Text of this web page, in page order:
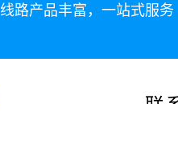
线路产品丰富，一站式服务
联